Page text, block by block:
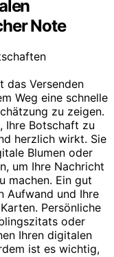
Note
das Versenden
Weg eine schnelle
zu zeigen.
Ihre Botschaft zu
herzlich wirkt. Sie
Blumen oder
um Ihre Nachricht
machen. Ein gut
Aufwand und Ihre
Persönliche
oder
Ihren digitalen
ist es wichtig,